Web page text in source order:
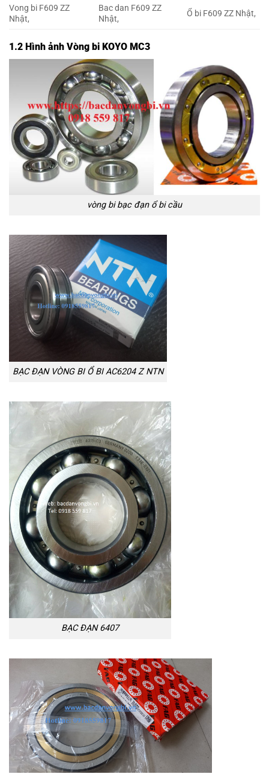
Vong bi F609 ZZ
Nhật,
Bac dan F609 ZZ
Nhật,
Ổ bi F609 ZZ Nhật,
1.2 Hình ảnh Vòng bi KOYO MC3
vòng bi bạc đạn ổ bi cầu
BẠC ĐẠN VÒNG BI Ổ BI AC6204 Z NTN
BẠC ĐẠN 6407